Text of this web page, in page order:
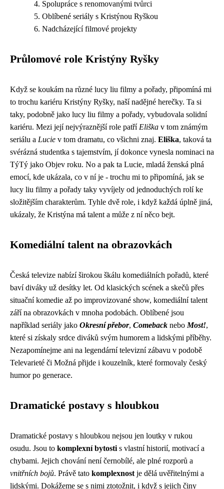
Spolupráce s renomovanými tvůrci
Oblíbené seriály s Kristýnou Ryškou
Nadcházející filmové projekty
Průlomové role Kristýny Ryšky
Když se koukám na různé lucy liu filmy a pořady, připomíná mi
to trochu kariéru Kristýny Ryšky, naší nadějné herečky. Ta si
taky, podobně jako lucy liu filmy a pořady, vybudovala solidní
kariéru. Mezi její nejvýraznější role patří Eliška v tom známým
seriálu a Lucie v tom dramatu, co všichni znaj. Eliška, taková ta
svérázná studentka s tajemstvím, jí dokonce vynesla nominaci na
TýTý jako Objev roku. No a pak ta Lucie, mladá ženská plná
emocí, kde ukázala, co v ní je - trochu mi to připomíná, jak se
lucy liu filmy a pořady taky vyvíjely od jednoduchých rolí ke
složitějším charakterům. Tyhle dvě role, i když každá úplně jiná,
ukázaly, že Kristýna má talent a může z ní něco bejt.
Komediální talent na obrazovkách
Česká televize nabízí širokou škálu komediálních pořadů, které
baví diváky už desítky let. Od klasických scének a skečů přes
situační komedie až po improvizované show, komediální talent
září na obrazovkách v mnoha podobách. Oblíbené jsou
například seriály jako Okresní přebor, Comeback nebo Most!,
které si získaly srdce diváků svým humorem a lidskými příběhy.
Nezapomínejme ani na legendární televizní zábavu v podobě
Televarieté či Možná přijde i kouzelník, které formovaly český
humor po generace.
Dramatické postavy s hloubkou
Dramatické postavy s hloubkou nejsou jen loutky v rukou
osudu. Jsou to komplexní bytosti s vlastní historií, motivací a
chybami. Jejich chování není černobílé, ale plné rozporů a
vnitřních bojů. Právě tato komplexnost je dělá uvěřitelnými a
lidskými. Dokážeme se s nimi ztotožnit, i když s jejich činy